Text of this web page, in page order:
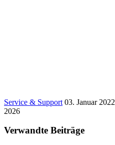
Service & Support 03. Januar 2022
2026
Verwandte Beiträge